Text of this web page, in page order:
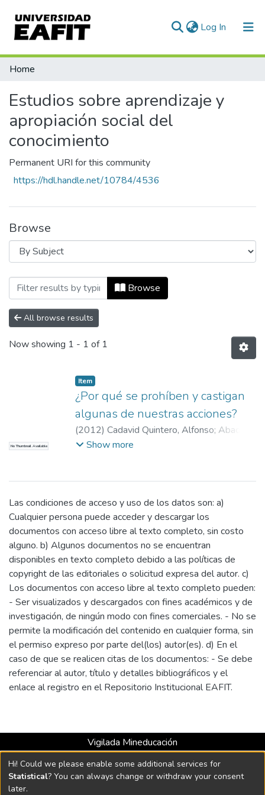
Log In (current)
Communities & Collections
Home
Estudios sobre aprendizaje y
apropiación social del
conocimiento
Permanent URI for this community
https://hdl.handle.net/10784/4536
Browse
Browsing Estudios sobre aprendizaje y
Browse
All browse results
Now showing 1 - 1 of 1
No Thumbnail Available
Item
¿Por qué se prohíben y castigan
algunas de nuestras acciones?
(2012) Cadavid Quintero, Alfonso; Abad
Restrepo, Ana Cristina
(abad@eafit.edu.co);Alfonso Cadavid
(alcadavi@eafit.edu.co)
Show more
Las condiciones de acceso y uso de los datos son: a)
Cualquier persona puede acceder y descargar los
documentos con acceso libre al texto completo, sin costo
alguno. b) Algunos documentos no se encuentran
disponibles en texto completo debido a las políticas de
copyright de las editoriales o solicitud expresa del autor. c)
Los documentos con acceso libre al texto completo pueden:
- Ser visualizados y descargados con fines académicos y de
investigación, de ningún modo con fines comerciales. - No se
permite la modificación del contenido en cualquier forma, sin
el permiso expreso por parte del(los) autor(es). d) En el
caso de que se realicen citas de los documentos: - Se debe
referenciar al autor, título y detalles bibliográficos y el
enlace al registro en el Repositorio Institucional EAFIT.
Vigilada Mineducación
Universidad con Acreditación Institucional hasta 2026 -
Resolución MEN 2158 de 2018
Hi! Could we please enable some additional services for
Statistical? You can always change or withdraw your consent
later.